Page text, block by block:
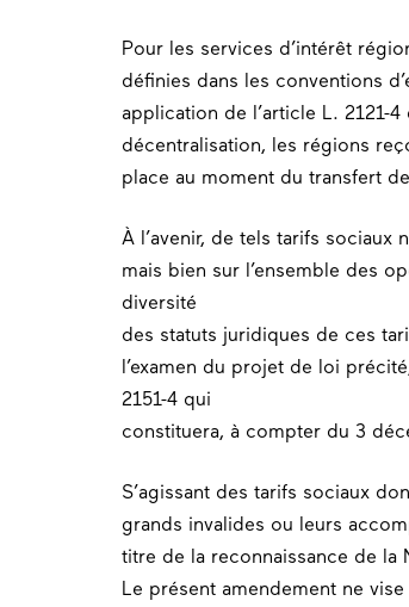
Pour les services d’intérêt
définies dans les conventions
application de l’article L. 2121-
décentralisation, les régions
place au moment du transfert
À l’avenir, de tels tarifs
mais bien sur l’ensemble des
diversité
des statuts juridiques de ces
l’examen du projet de loi
2151-4 qui
constituera, à compter du 3
S’agissant des tarifs sociaux
grands invalides ou leurs
titre de la reconnaissance de la
Le présent amendement ne